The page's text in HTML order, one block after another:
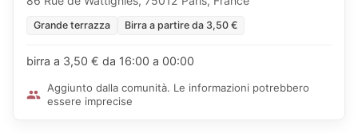
Grande terrazza Birra a partire da 3,50 €
birra a 3,50 € da 16:00 a 00:00
Aggiunto dalla comunità. Le informazioni potrebbero
essere imprecise